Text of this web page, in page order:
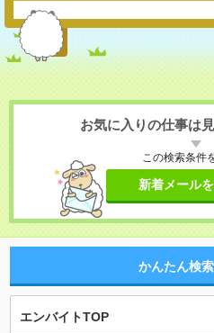
お気に入りの仕事は
この検索条件
新着メール
かんたん検
エンバイトTOP